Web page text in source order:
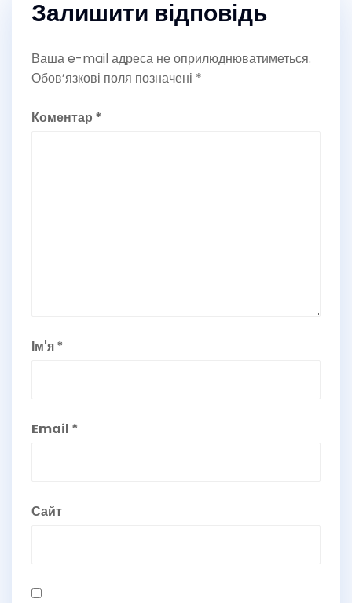
Залишити відповідь
Ваша e-mail адреса не оприлюднюватиметься.
Обов’язкові поля позначені *
Коментар *
Ім'я*
Email *
Сайт